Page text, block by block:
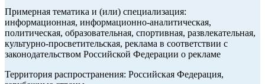
Примерная тематика и (или) специализация:
информационная, информационно-аналитическая,
политическая, образовательная, спортивная, развлекательная,
культурно-просветительская, реклама в соответствии с
законодательством Российской Федерации о рекламе
Территория распространения: Российская Федерация,